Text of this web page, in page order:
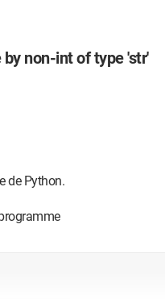
non-int of type 'str'
de Python.